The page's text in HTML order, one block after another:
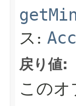
ス:
戻り値:
この